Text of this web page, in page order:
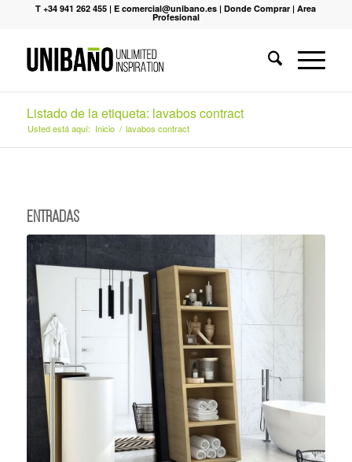
T +34 941 262 455 |E comercial@unibano.es |Donde Comprar |Area
Profesional
Listado de la etiqueta: lavabos contract
Usted está aquí: Inicio / lavabos contract
Entradas